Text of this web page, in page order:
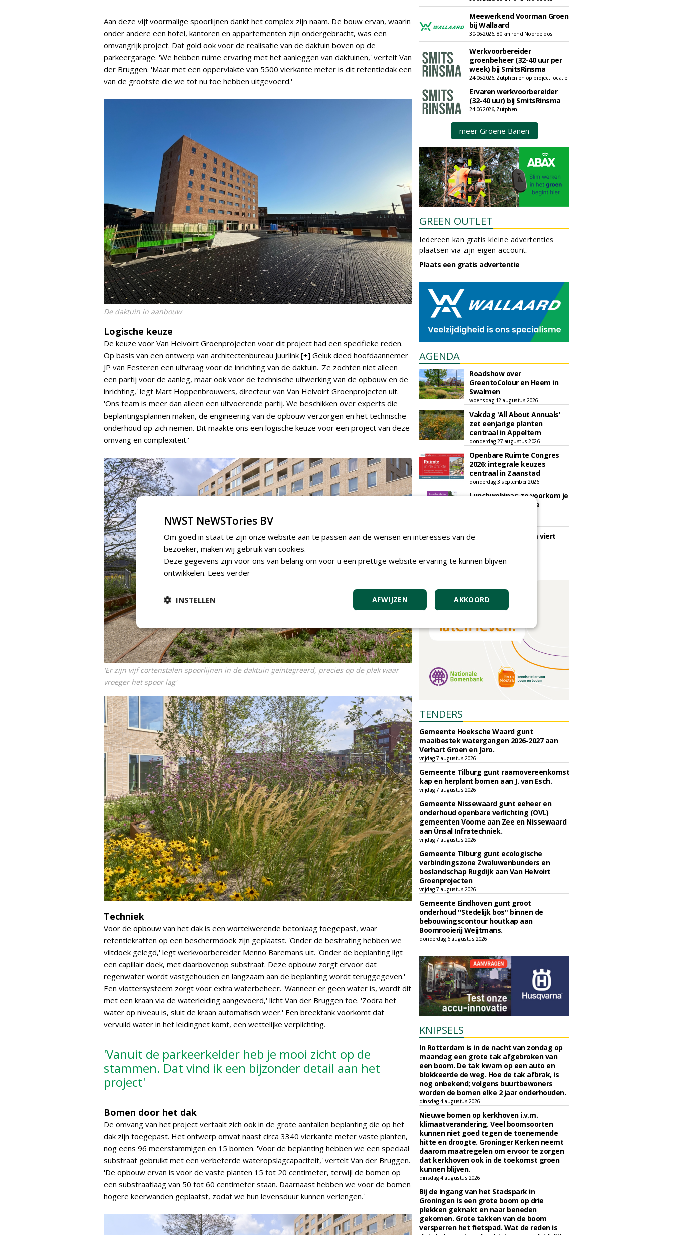
Aan deze vijf voormalige spoorlijnen dankt het complex zijn naam. De bouw ervan, waarin
onder andere een hotel, kantoren en appartementen zijn ondergebracht, was een
omvangrijk project. Dat gold ook voor de realisatie van de daktuin boven op de
parkeergarage. 'We hebben ruime ervaring met het aanleggen van daktuinen,' vertelt Van
der Bruggen. 'Maar met een oppervlakte van 5500 vierkante meter is dit retentiedak een
van de grootste die we tot nu toe hebben uitgevoerd.'
De daktuin in aanbouw
Logische keuze
De keuze voor Van Helvoirt Groenprojecten voor dit project had een specifieke reden.
Op basis van een ontwerp van architectenbureau Juurlink [+] Geluk deed hoofdaannemer
JP van Eesteren een uitvraag voor de inrichting van de daktuin. 'Ze zochten niet alleen
een partij voor de aanleg, maar ook voor de technische uitwerking van de opbouw en de
inrichting,' legt Mart Hoppenbrouwers, directeur van Van Helvoirt Groenprojecten uit.
'Ons team is meer dan alleen een uitvoerende partij. We beschikken over experts die
beplantingsplannen maken, de engineering van de opbouw verzorgen en het technische
onderhoud op zich nemen. Dit maakte ons een logische keuze voor een project van deze
omvang en complexiteit.'
'Er zijn vijf cortenstalen spoorlijnen in de daktuin geïntegreerd, precies op de plek waar
vroeger het spoor lag'
Techniek
Voor de opbouw van het dak is een wortelwerende betonlaag toegepast, waar
retentiekratten op een beschermdoek zijn geplaatst. 'Onder de bestrating hebben we
viltdoek gelegd,' legt werkvoorbereider Menno Baremans uit. 'Onder de beplanting ligt
een capillair doek, met daarbovenop substraat. Deze opbouw zorgt ervoor dat
regenwater wordt vastgehouden en langzaam aan de beplanting wordt teruggegeven.'
Een vlottersysteem zorgt voor extra waterbeheer. 'Wanneer er geen water is, wordt dit
met een kraan via de waterleiding aangevoerd,' licht Van der Bruggen toe. 'Zodra het
water op niveau is, sluit de kraan automatisch weer.' Een breektank voorkomt dat
vervuild water in het leidingnet komt, een wettelijke verplichting.
'Vanuit de parkeerkelder heb je mooi zicht op de
stammen. Dat vind ik een bijzonder detail aan het
project'
Bomen door het dak
De omvang van het project vertaalt zich ook in de grote aantallen beplanting die op het
dak zijn toegepast. Het ontwerp omvat naast circa 3340 vierkante meter vaste planten,
nog eens 96 meerstammigen en 15 bomen. 'Voor de beplanting hebben we een speciaal
substraat gebruikt met een verbeterde wateropslagcapaciteit,' vertelt Van der Bruggen.
'De opbouw ervan is voor de vaste planten 15 tot 20 centimeter, terwijl de bomen op
een substraatlaag van 50 tot 60 centimeter staan. Daarnaast hebben we voor de bomen
hogere keerwanden geplaatst, zodat we hun levensduur kunnen verlengen.'
Meewerkend Voorman Groen
bij Wallaard
30-06-2026, 80 km rond Noordeloos
Werkvoorbereider
groenbeheer (32-40 uur per
week) bij SmitsRinsma
24-06-2026, Zutphen en op project locatie
Ervaren werkvoorbereider
(32-40 uur) bij SmitsRinsma
24-06-2026, Zutphen
meer Groene Banen
GREEN OUTLET
Iedereen kan gratis kleine advertenties
plaatsen via zijn eigen account.
Plaats een gratis advertentie
AGENDA
Roadshow over
GreentoColour en Heem in
Swalmen
woensdag 12 augustus 2026
Vakdag 'All About Annuals'
zet eenjarige planten
centraal in Appeltern
donderdag 27 augustus 2026
Openbare Ruimte Congres
2026: integrale keuzes
centraal in Zaanstad
donderdag 3 september 2026
Lunchwebinar: zo voorkom je
dat natuurinclusieve
Rooftop Symposium viert
vrijdag 18 september 2026
TENDERS
Gemeente Hoeksche Waard gunt
maaibestek watergangen 2026-2027 aan
Verhart Groen en Jaro.
vrijdag 7 augustus 2026
Gemeente Tilburg gunt raamovereenkomst
kap en herplant bomen aan J. van Esch.
vrijdag 7 augustus 2026
Gemeente Nissewaard gunt eeheer en
onderhoud openbare verlichting (OVL)
gemeenten Voorne aan Zee en Nissewaard
aan Ünsal Infratechniek.
vrijdag 7 augustus 2026
Gemeente Tilburg gunt ecologische
verbindingszone Zwaluwenbunders en
boslandschap Rugdijk aan Van Helvoirt
Groenprojecten
vrijdag 7 augustus 2026
Gemeente Eindhoven gunt groot
onderhoud ''Stedelijk bos'' binnen de
bebouwingscontour houtkap aan
Boomrooierij Weijtmans.
donderdag 6 augustus 2026
KNIPSELS
In Rotterdam is in de nacht van zondag op
maandag een grote tak afgebroken van
een boom. De tak kwam op een auto en
blokkeerde de weg. Hoe de tak afbrak, is
nog onbekend; volgens buurtbewoners
worden de bomen elke 2 jaar onderhouden.
dinsdag 4 augustus 2026
Nieuwe bomen op kerkhoven i.v.m.
klimaatverandering. Veel boomsoorten
kunnen niet goed tegen de toenemende
hitte en droogte. Groninger Kerken neemt
daarom maatregelen om ervoor te zorgen
dat kerkhoven ook in de toekomst groen
kunnen blijven.
dinsdag 4 augustus 2026
Bij de ingang van het Stadspark in
Groningen is een grote boom op drie
plekken geknakt en naar beneden
gekomen. Grote takken van de boom
versperren het fietspad. Wat de reden is
NWST NeWSTories BV
Om goed in staat te zijn onze website aan te passen aan de wensen en interesses van de
bezoeker, maken wij gebruik van cookies.
Deze gegevens zijn voor ons van belang om voor u een prettige website ervaring te kunnen blijven
ontwikkelen. Lees verder
AKKOORD
AFWIJZEN
INSTELLEN